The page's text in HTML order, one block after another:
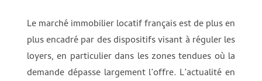
Le marché immobilier locatif français est de plus en
plus encadré par des dispositifs visant à réguler les
loyers, en particulier dans les zones tendues où la
demande dépasse largement l’offre. L’actualité en